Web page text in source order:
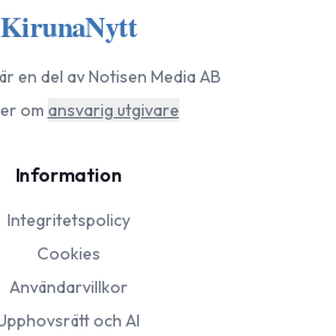
KirunaNytt
en del av Notisen Media AB
om ansvarig utgivare
Information
Integritetspolicy
Cookies
Användarvillkor
och AI